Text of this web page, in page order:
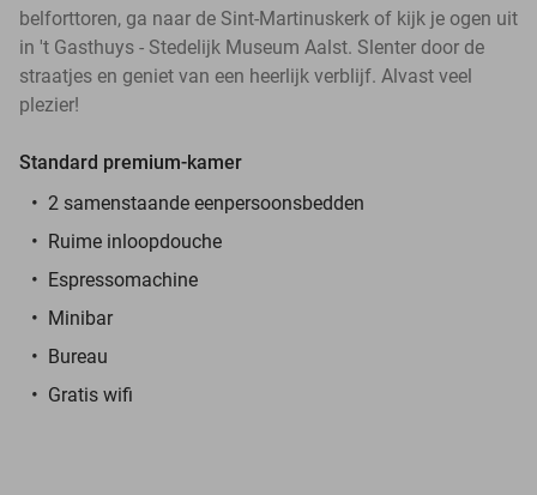
belforttoren, ga naar de Sint-Martinuskerk of kijk je ogen uit
in 't Gasthuys - Stedelijk Museum Aalst. Slenter door de
straatjes en geniet van een heerlijk verblijf. Alvast veel
plezier!
Standard premium-kamer
2 samenstaande eenpersoonsbedden
Ruime inloopdouche
Espressomachine
Minibar
Bureau
Gratis wifi